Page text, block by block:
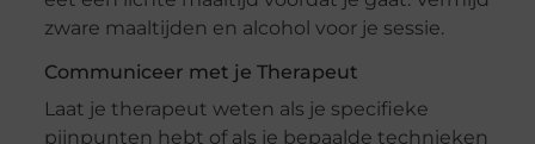
zware maaltijden en alcohol voor je sessie.
Communiceer met je Therapeut
Laat je therapeut weten als je specifieke
pijnpunten hebt of als je bepaalde technieken